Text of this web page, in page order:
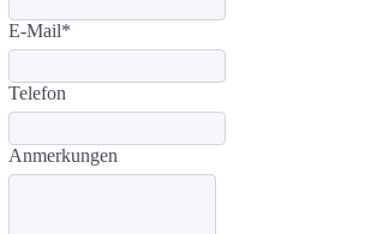
E-Mail*
Telefon
Anmerkungen